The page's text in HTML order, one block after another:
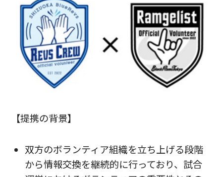
【提携の背景】
双方のボランティア組織を立ち上げる段階
から情報交換を継続的に行っており、試合